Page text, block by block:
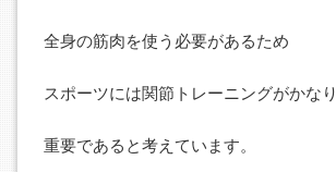
全身の筋肉を使う必要があるため
スポーツには関節トレーニングがかなり
重要であると考えています。